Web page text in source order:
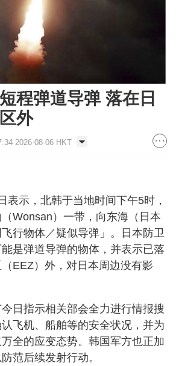
程弹道导弹 落在日
外
2026-08-06 HKT
表示，北韩于当地时间下午5时，
Wonsan）一带，向东海（日本
行物体／疑似导弹」。日本防卫
是弹道导弹的物体，并表示已落
EEZ）外，对日本周边没有影
日指示相关部会全力进行情报搜
飞机、船舶等的安全状况，并为
全的应变态势。韩国军方也正加
范后续发射行动。